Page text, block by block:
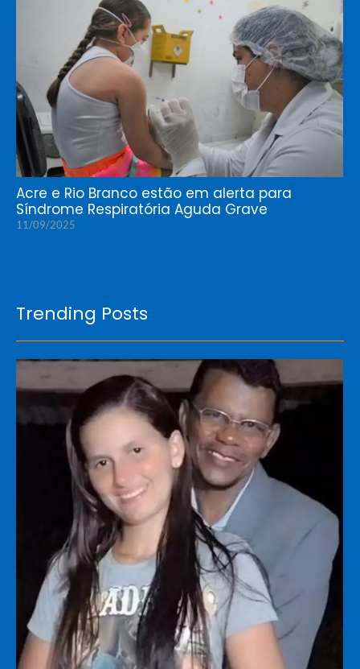
Acre e Rio Branco estão em alerta para
Síndrome Respiratória Aguda Grave
11/09/2025
Trending Posts